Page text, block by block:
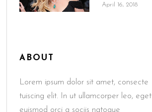
April 16, 2018
ABOUT
Lorem ipsum dolor sit amet, consecte
tuiscing elit. In ut ullamcorper leo, eget
euismod orci a sociis natoque